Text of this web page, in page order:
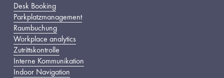
Desk Booking
Parkplatzmanagement
Raumbuchung
Workplace analytics
Zutrittskontrolle
Interne Kommunikation
Indoor Navigation